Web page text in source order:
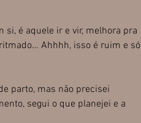
si, é aquele ir e vir, melhora pra
Ahhhh, isso é ruim e só
parto, mas não precisei
segui o que planejei e a